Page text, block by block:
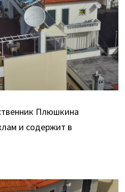
Плюшкина
и содержит в